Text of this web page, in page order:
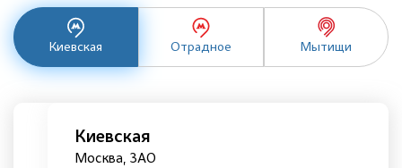
Киевская Отрадное Мытищи
Киевская
Москва, ЗАО